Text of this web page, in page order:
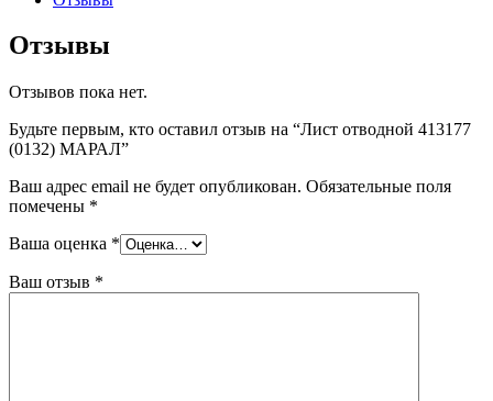
Отзывы
Отзывов пока нет.
Будьте первым, кто оставил отзыв на “Лист отводной 413177
(0132) МАРАЛ”
Ваш адрес email не будет опубликован. Обязательные поля
помечены *
Ваша оценка *
Ваш отзыв *